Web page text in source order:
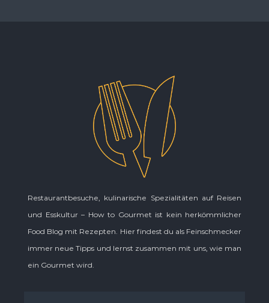
Restaurantbesuche, kulinarische Spezialitäten auf Reisen
und Esskultur – How to Gourmet ist kein herkömmlicher
Food Blog mit Rezepten. Hier findest du als Feinschmecker
immer neue Tipps und lernst zusammen mit uns, wie man
ein Gourmet wird.